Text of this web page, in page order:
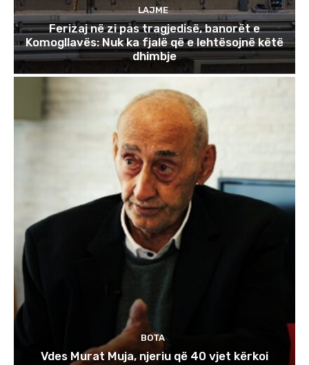
LAJME
Ferizaj në zi pas tragjedisë, banorët e
Komogllavës: Nuk ka fjalë që e lehtësojnë këtë
dhimbje
BOTA
Vdes Murat Muja, njeriu që 40 vjet kërkoi